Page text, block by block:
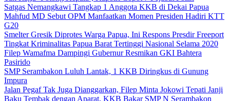
Satgas Nemangkawi Tangkap 1 Anggota KKB di Dekai Papua
Mahfud MD Sebut OPM Manfaatkan Momen Presiden Hadiri KTT
G20
Smelter Gresik Diprotes Warga Papua, Ini Respons Presdir Freeport
Tingkat Kriminalitas Papua Barat Tertinggi Nasional Selama 2020
Filep Wamafma Dampingi Gubernur Resmikan GKI Bahtera
Pasirido
SMP Serambakon Luluh Lantak, 1 KKB Diringkus di Gunung
Impura
Jalan Pegaf Tak Juga Dianggarkan, Filep Minta Jokowi Tepati Janji
Baku Tembak dengan Aparat, KKB Bakar SMP N Serambakon